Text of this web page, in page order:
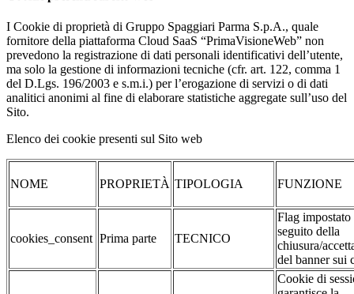
I Cookie di proprietà di Gruppo Spaggiari Parma S.p.A., quale
fornitore della piattaforma Cloud SaaS “PrimaVisioneWeb” non
prevedono la registrazione di dati personali identificativi dell’utente,
ma solo la gestione di informazioni tecniche (cfr. art. 122, comma 1
del D.Lgs. 196/2003 e s.m.i.) per l’erogazione di servizi o di dati
analitici anonimi al fine di elaborare statistiche aggregate sull’uso del
Sito.
Elenco dei cookie presenti sul Sito web
NOME PROPRIETÀ TIPOLOGIA FUNZIONE
cookies_consent Prima parte TECNICO
Flag impostato
seguito della
chiusura/
del banner sui
Cookie di